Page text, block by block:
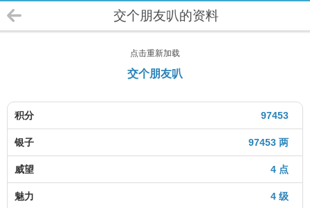
交个朋友叭的资料
点击重新加载
交个朋友叭
97453
积分
97453 两
银子
4 点
威望
4 级
魅力